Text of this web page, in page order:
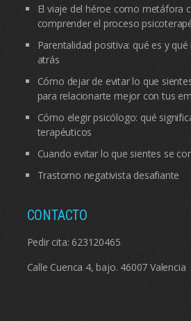
El viaje del héroe como metáfora
comprender el proceso
Parentalidad positiva: qué es y
atrás
Cómo dejar de evitar lo que
para relacionarte mejor con tus
Cómo elegir psicólogo: qué
terapéuticos
Cuando evitar lo que sientes se
Trastorno negativista desafiante
CONTACTO
Pedir cita: 623120465
Calle Cuenca 4, bajo. 46007 Valencia